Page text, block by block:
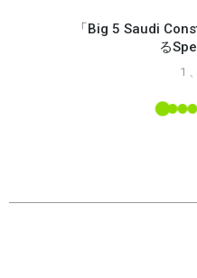
「Big 5 Saudi
る
1